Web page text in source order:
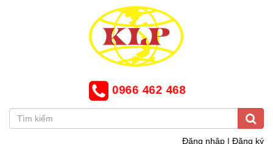
0966 462 468
Đăng nhập | Đăng ký